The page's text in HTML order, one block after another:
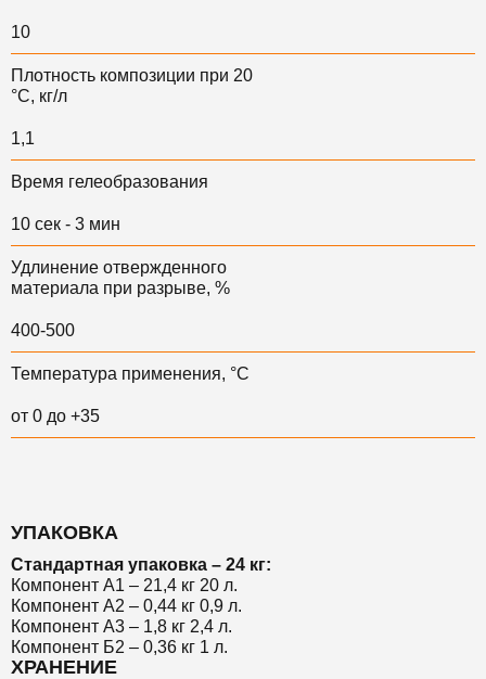
10
Плотность композиции при 20
°С, кг/л
1,1
Время гелеобразования
10 сек - 3 мин
Удлинение отвержденного
материала при разрыве, %
400-500
Температура применения, °С
от 0 до +35
УПАКОВКА
Стандартная упаковка – 24 кг:
Компонент А1 – 21,4 кг 20 л.
Компонент А2 – 0,44 кг 0,9 л.
Компонент А3 – 1,8 кг 2,4 л.
Компонент Б2 – 0,36 кг 1 л.
ХРАНЕНИЕ